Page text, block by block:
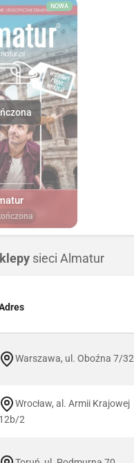
NOWA
sieci Almatur
Warszawa, ul. Oboźna 7/32
Wrocław, al. Armii Krajowej
12b/2